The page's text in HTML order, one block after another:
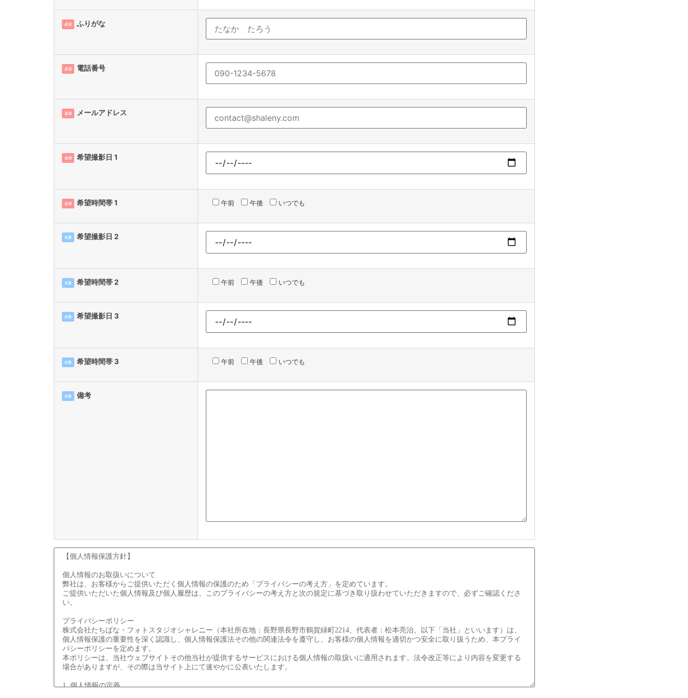
必須 ふりがな
必須 電話番号
必須 メールアドレス
必須 希望撮影日 1
必須 希望時間帯 1 午前 午後 いつでも
任意 希望撮影日 2
任意 希望時間帯 2 午前 午後 いつでも
任意 希望撮影日 3
任意 希望時間帯 3 午前 午後 いつでも
任意 備考